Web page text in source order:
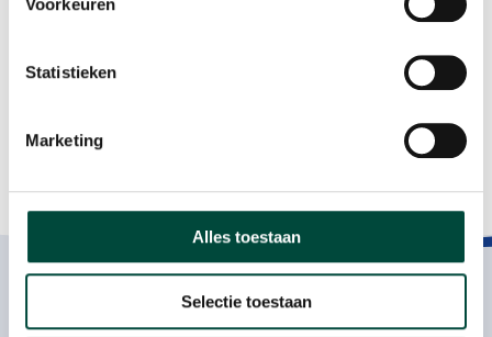
Voorkeuren
Statistieken
Marketing
Alles toestaan
Selectie toestaan
Participatie als resultaat